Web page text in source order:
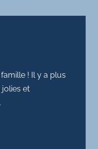
! Il y a plus
et